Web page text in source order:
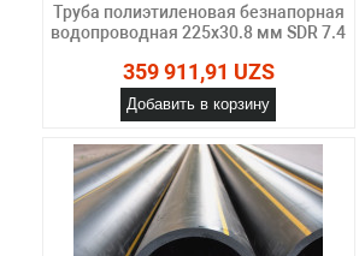
Труба полиэтиленовая безнапорная
водопроводная 225х30.8 мм SDR 7.4
359 911,91 UZS
Добавить в корзину